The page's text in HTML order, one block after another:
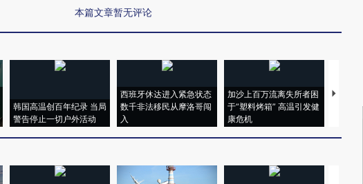
本篇文章暂无评论
韩国高温创百年纪录 当局
警告停止一切户外活动
西班牙休达进入紧急状态
数千非法移民从摩洛哥闯
入
加沙上百万流离失所者困
于“塑料烤箱” 高温引发健
康危机
视线｜
术：
心“花